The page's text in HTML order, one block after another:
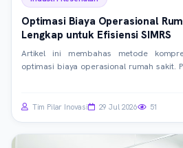
Optimasi Biaya Operasional
Lengkap untuk Efisiensi SIMRS
Artikel ini membahas metode
optimasi biaya operasional rumah sakit.
sakit.Tim Pilar Inovasi 29 Jul 2026 51